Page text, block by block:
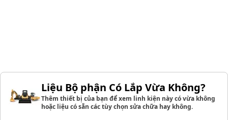
Liệu Bộ phận Có Lắp Vừa Không?
Thêm thiết bị của bạn để xem linh kiện này có vừa không
hoặc liệu có sẵn các tùy chọn sửa chữa hay không.